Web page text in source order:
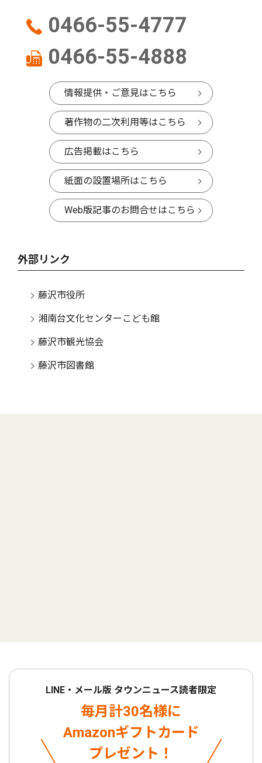
0466-55-4777
0466-55-4888
情報提供・ご意見はこちら
著作物の二次利用等はこちら
広告掲載はこちら
紙面の設置場所はこちら
Web版記事のお問合せはこちら
外部リンク
藤沢市役所
湘南台文化センターこども館
藤沢市観光協会
藤沢市図書館
LINE・メール版 タウンニュース読者限定
毎月計30名様に
Amazonギフトカード
プレゼント！